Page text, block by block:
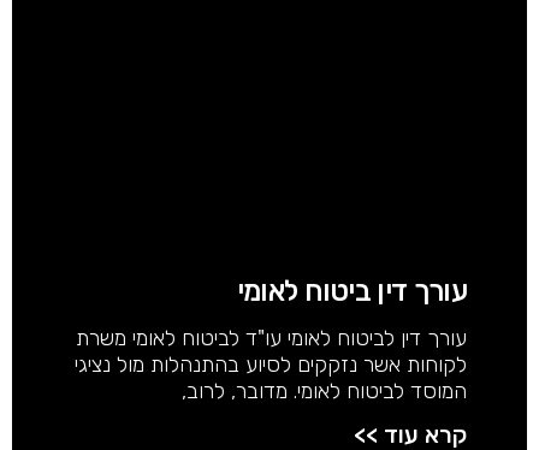
עורך דין ביטוח לאומי
עורך דין לביטוח לאומי עו"ד לביטוח לאומי משרת
לקוחות אשר נזקקים לסיוע בהתנהלות מול נציגי
המוסד לביטוח לאומי. מדובר, לרוב,
קרא עוד >>